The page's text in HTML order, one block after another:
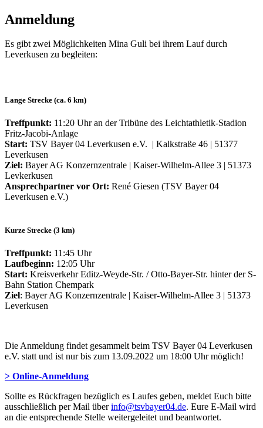
Anmeldung
Es gibt zwei Möglichkeiten Mina Guli bei ihrem Lauf durch
Leverkusen zu begleiten:
Lange Strecke (ca. 6 km)
Treffpunkt: 11:20 Uhr an der Tribüne des Leichtathletik-Stadion
Fritz-Jacobi-Anlage
Start: TSV Bayer 04 Leverkusen e.V. | Kalkstraße 46 | 51377
Leverkusen
Ziel: Bayer AG Konzernzentrale | Kaiser-Wilhelm-Allee 3 | 51373
Levkerkusen
Ansprechpartner vor Ort: René Giesen (TSV Bayer 04
Leverkusen e.V.)
Kurze Strecke (3 km)
Treffpunkt: 11:45 Uhr
Laufbeginn: 12:05 Uhr
Start: Kreisverkehr Editz-Weyde-Str. / Otto-Bayer-Str. hinter der S-
Bahn Station Chempark
Ziel: Bayer AG Konzernzentrale | Kaiser-Wilhelm-Allee 3 | 51373
Leverkusen
Die Anmeldung findet gesammelt beim TSV Bayer 04 Leverkusen
e.V. statt und ist nur bis zum 13.09.2022 um 18:00 Uhr möglich!
> Online-Anmeldung
Sollte es Rückfragen bezüglich es Laufes geben, meldet Euch bitte
ausschließlich per Mail überinfo@tsvbayer04.de. Eure E-Mail wird
an die entsprechende Stelle weitergeleitet und beantwortet.